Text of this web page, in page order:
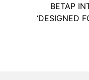
BETAP
‘DESIGNED